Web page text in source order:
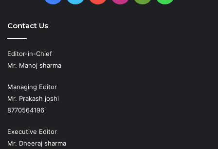
Contact Us
Editor-in-Chief
Mr. Manoj sharma
Managing Editor
Mr. Prakash joshi
8770564196
Executive Editor
Mr. Dheeraj sharma